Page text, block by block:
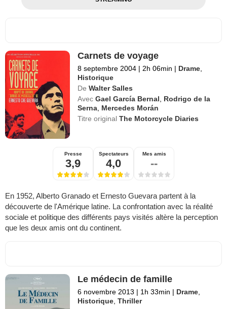
Carnets de voyage
8 septembre 2004 | 2h 06min | Drame
Historique
De Walter Salles
Avec Gael García Bernal
Rodrigo de la
Serna Mercedes Morán
Titre originalThe Motorcycle Diaries
Presse
3,9
Spectateurs
4,0
Mes amis
--
En 1952, Alberto Granado et Ernesto Guevara partent à la
découverte de l'Amérique latine. La confrontation avec la réalité
sociale et politique des différents pays visités altère la perception
que les deux amis ont du continent.
Le médecin de famille
6 novembre 2013 | 1h 33min | Drame
Historique ,Thriller